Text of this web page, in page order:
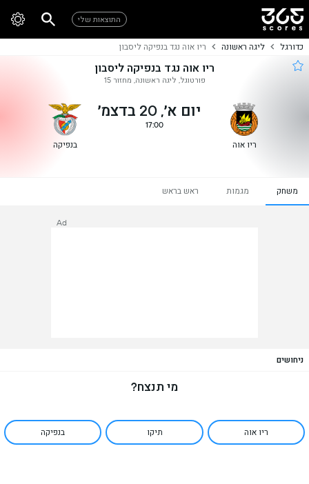
התוצאות שלי
כדורגל ליגה ראשונה ריו אוה נגד בנפיקה ליסבון
ריו אוה נגד בנפיקה ליסבון
פורטוגל, ליגה ראשונה, מחזור 15
ריו אוה
יום א׳, 20 בדצמ׳
17:00
בנפיקה
משחק מגמות ראש בראש
Ad
ניחושים
מי תנצח?
ריו אוה תיקו בנפיקה